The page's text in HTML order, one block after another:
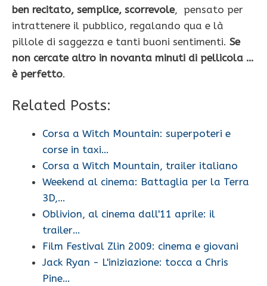
ben recitato, semplice, scorrevole, pensato per
intrattenere il pubblico, regalando qua e là
pillole di saggezza e tanti buoni sentimenti. Se
non cercate altro in novanta minuti di pellicola …
è perfetto.
Related Posts:
Corsa a Witch Mountain: superpoteri e
corse in taxi…
Corsa a Witch Mountain, trailer italiano
Weekend al cinema: Battaglia per la Terra
3D,…
Oblivion, al cinema dall'11 aprile: il
trailer…
Film Festival Zlin 2009: cinema e giovani
Jack Ryan - L'iniziazione: tocca a Chris
Pine…